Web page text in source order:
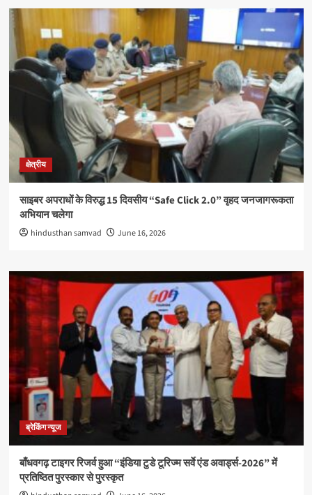
क्षेत्रीय
साइबर अपराधों के विरुद्ध 15 दिवसीय “Safe Click 2.0” वृहद जनजागरूकता
अभियान चलेगा
hindusthan samvad June 16, 2026
ब्रेकिंग न्यूज
बाँधवगढ़ टाइगर रिजर्व हुआ “इंडिया टुडे टूरिज्म सर्वे एंड अवार्ड्स-2026” में
प्रतिष्ठित पुरस्कार से पुरस्कृत